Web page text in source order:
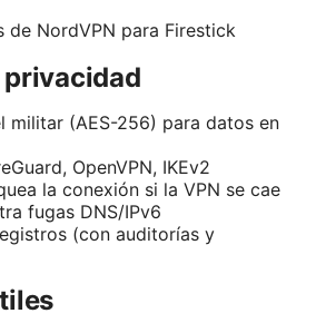
de NordVPN para Firestick
militar (AES-256) para datos en
OpenVPN, IKEv2
la conexión si la VPN se cae
fugas DNS/IPv6
(con auditorías y